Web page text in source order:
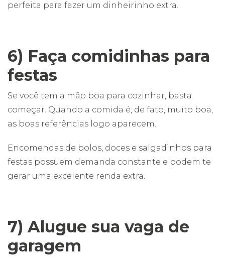
perfeita para fazer um dinheirinho extra.
6) Faça comidinhas para
festas
Se você tem a mão boa para cozinhar, basta
começar. Quando a comida é, de fato, muito boa,
as boas referências logo aparecem.
Encomendas de bolos, doces e salgadinhos para
festas possuem demanda constante e podem te
gerar uma excelente renda extra.
7) Alugue sua vaga de
garagem